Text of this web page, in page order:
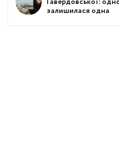
залишилася одна